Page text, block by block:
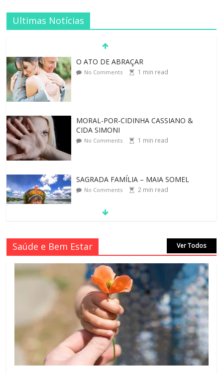
Ultimas Notícias
MORAL-POR-CIDINHA CASSIANO &
CIDA SIMONI
SAGRADA FAMÍLIA – MAIA SOMEL
No Comments
VALE A PENA CULTIVAR A GENTILEZA?
No Comments 3 min read
REINVENTANDO A VIDA AOS 70 ANOS
No Comments
LEI DO RETORNO
No Comments min read
O ATO DE ABRAÇAR
No Comments 1min read
Saúde e Bem Estar Ver Todos